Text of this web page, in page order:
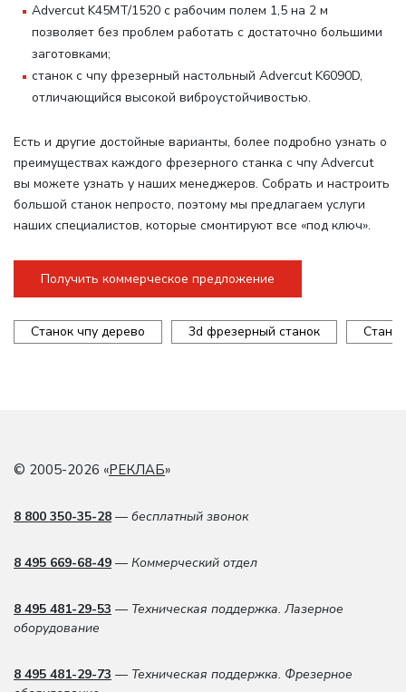
Advercut K45MT/1520 с рабочим полем 1,5 на 2 м
позволяет без проблем работать с достаточно большими
заготовками;
станок с чпу фрезерный настольный Advercut K6090D,
отличающийся высокой виброустойчивостью.
Есть и другие достойные варианты, более подробно узнать о
преимуществах каждого фрезерного станка с чпу Advercut
вы можете узнать у наших менеджеров. Собрать и настроить
большой станок непросто, поэтому мы предлагаем услуги
наших специалистов, которые смонтируют все «под ключ».
Получить коммерческое предложение
Станок чпу дерево 3d фрезерный станок
© 2005-2026 «РЕКЛАБ»
8 800 350-35-28 — бесплатный звонок
8 495 669-68-49 — Коммерческий отдел
8 495 481-29-53 — Техническая поддержка. Лазерное
оборудование
8 495 481-29-73 — Техническая поддержка. Фрезерное